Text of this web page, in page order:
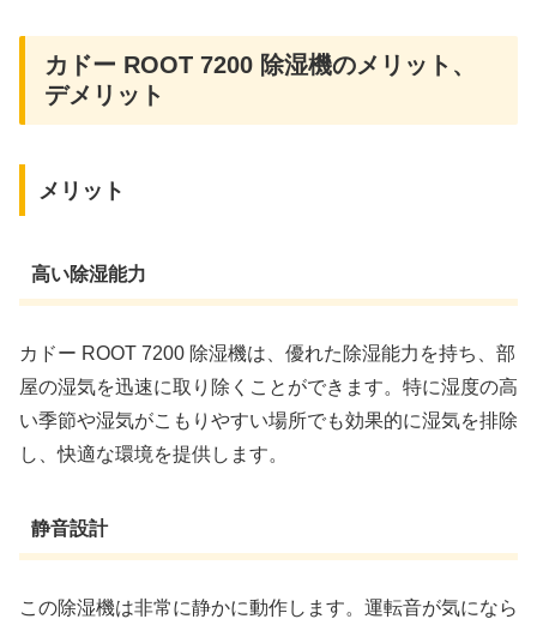
カドー ROOT 7200 除湿機のメリット、
デメリット
メリット
高い除湿能力
カドー ROOT 7200 除湿機は、優れた除湿能力を持ち、部
屋の湿気を迅速に取り除くことができます。特に湿度の高
い季節や湿気がこもりやすい場所でも効果的に湿気を排除
し、快適な環境を提供します。
静音設計
この除湿機は非常に静かに動作します。運転音が気になら